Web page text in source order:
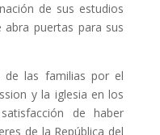
de sus estudios
puertas para sus
de las familias por el
y la iglesia en los
de haber
de la República del